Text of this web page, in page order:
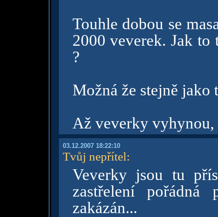
Touhle dobou se
2000 veverek. Jak to
?
Možná že stejně jako
Až veverky vyhynou,
03.12.2007 18:22:10
Tvůj nepřítel:
Veverky jsou tu
zastřelení
zakázán...